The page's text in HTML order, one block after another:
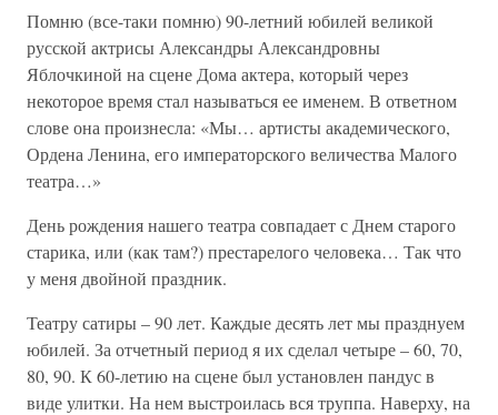
Помню (все-таки помню) 90-летний юбилей великой
русской актрисы Александры Александровны
Яблочкиной на сцене Дома актера, который через
некоторое время стал называться ее именем. В ответном
слове она произнесла: «Мы… артисты академического,
Ордена Ленина, его императорского величества Малого
театра…»
День рождения нашего театра совпадает с Днем старого
старика, или (как там?) престарелого человека… Так что
у меня двойной праздник.
Театру сатиры – 90 лет. Каждые десять лет мы празднуем
юбилей. За отчетный период я их сделал четыре – 60, 70,
80, 90. К 60-летию на сцене был установлен пандус в
виде улитки. На нем выстроилась вся труппа. Наверху, на